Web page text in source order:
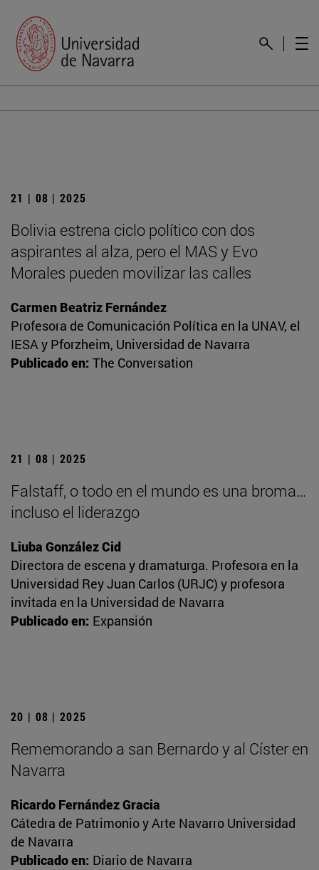
21 | 08 | 2025
Bolivia estrena ciclo político con dos
aspirantes al alza, pero el MAS y Evo
Morales pueden movilizar las calles
Carmen Beatriz Fernández
Profesora de Comunicación Política en la UNAV, el
IESA y Pforzheim, Universidad de Navarra
Publicado en: The Conversation
21 | 08 | 2025
Falstaff, o todo en el mundo es una broma…
incluso el liderazgo
Liuba González Cid
Directora de escena y dramaturga. Profesora en la
Universidad Rey Juan Carlos (URJC) y profesora
invitada en la Universidad de Navarra
Publicado en: Expansión
20 | 08 | 2025
Rememorando a san Bernardo y al Císter en
Navarra
Ricardo Fernández Gracia
Cátedra de Patrimonio y Arte Navarro Universidad
de Navarra
Publicado en: Diario de Navarra